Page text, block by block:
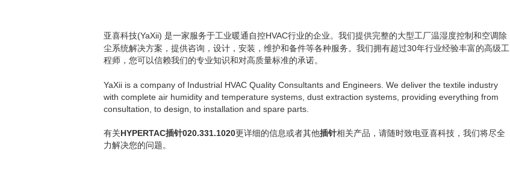
亚喜科技(YaXii) 是一家服务于工业暖通自控HVAC行业的企业。我们提供完整的大型工厂温湿度控制和空调除
尘系统解决方案，提供咨询，设计，安装，维护和备件等各种服务。我们拥有超过30年行业经验丰富的高级工
程师，您可以信赖我们的专业知识和对高质量标准的承诺。
YaXii is a company of Industrial HVAC Quality Consultants and Engineers. We deliver the textile industry
with complete air humidity and temperature systems, dust extraction systems, providing everything from
consultation, to design, to installation and spare parts.
有关HYPERTAC插针020.331.1020更详细的信息或者其他插针相关产品，请随时致电亚喜科技 ，我们将尽全
力解决您的问题。